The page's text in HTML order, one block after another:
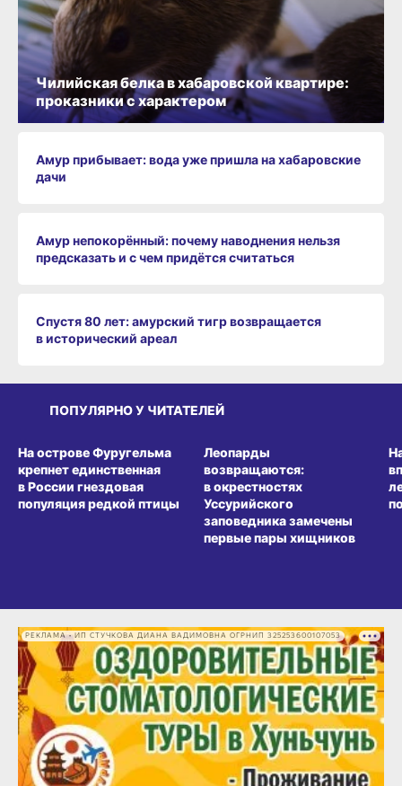
Амур прибывает: вода уже пришла на хабаровские
дачи
Амур непокорённый: почему наводнения нельзя
предсказать и с чем придётся считаться
Спустя 80 лет: амурский тигр возвращается
в исторический ареал
Чилийская белка в хабаровской квартире:
проказники с характером
ПОПУЛЯРНО У ЧИТАТЕЛЕЙ
На острове Фуругельма
крепнет единственная
в России гнездовая
популяция редкой птицы
Леопарды
возвращаются:
в окрестностях
Уссурийского
заповедника замечены
первые пары хищников
РЕКЛАМА • ИП СТУЧКОВА ДИАНА ВАДИМОВНА ОГРНИП 325253600107053